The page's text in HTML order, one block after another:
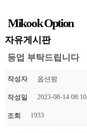
츠
Mikook Option
자유게시판
등업 부탁드립니다
작성자 옵션왕
작성일 2023-08-14 08:10
조회 1933